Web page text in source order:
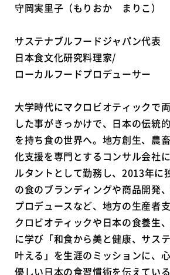
守岡実里子（もりおか まりこ）
サステナブルフードジャパン代表
日本食文化研究料理家/
ローカルフードプロデューサー
大学時代にマクロビオティックで
した事がきっかけで、日本の伝統
を持ち食の世界へ。地方創生、農
化支援を専門とするコンサル会社
ルタントとして勤務し、2013年に
の食のブランディングや商品開発
プロデュースなど、地方の生産者
クロビオティックや日本の食養生
に学び「和食から美と健康、サス
叶える」を生涯のミッションに、
優しい日本の食習慣術を伝えてい